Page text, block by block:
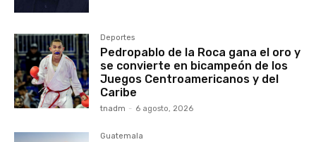
Deportes
Pedropablo de la Roca gana el oro y
se convierte en bicampeón de los
Juegos Centroamericanos y del
Caribe
tnadm - 6 agosto, 2026
Guatemala